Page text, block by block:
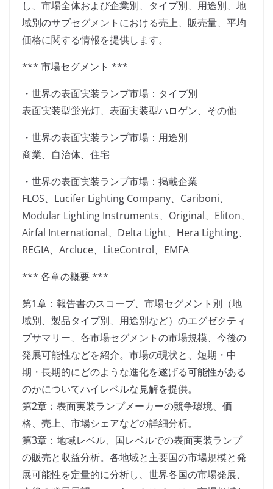
し、市場全体および企業別、タイプ別、用途別、地
域別のサブセグメントにおける売上、販売量、平均
価格に関する情報を提供します。
*** 市場セグメント ***
・世界の表面実装ランプ市場：タイプ別
表面実装型蛍光灯、表面実装型ハロゲン、その他
・世界の表面実装ランプ市場：用途別
商業、自治体、住宅
・世界の表面実装ランプ市場：掲載企業
FLOS、Lucifer Lighting Company、Cariboni、
Modular Lighting Instruments、Original、Eliton、
Airfal International、Delta Light、Hera Lighting、
REGIA、Arcluce、LiteControl、EMFA
*** 各章の概要 ***
第1章：報告書のスコープ、市場セグメント別（地
域別、製品タイプ別、用途別など）のエグゼクティ
ブサマリー、各市場セグメントの市場規模、今後の
発展可能性などを紹介。市場の現状と、短期・中
期・長期的にどのような進化を遂げる可能性がある
のかについてハイレベルな見解を提供。
第2章：表面実装ランプメーカーの競争環境、価
格、売上、市場シェアなどの詳細分析。
第3章：地域レベル、国レベルでの表面実装ランプ
の販売と収益分析。各地域と主要国の市場規模と発
展可能性を定量的に分析し、世界各国の市場発展、